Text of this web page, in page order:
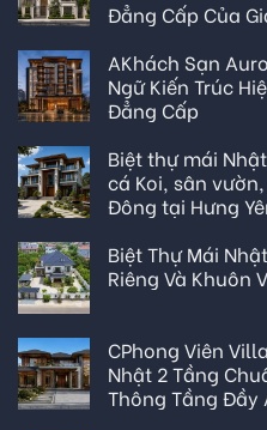
Đẳng Cấp Của
AKhách Sạn
Ngữ Kiến Trúc
Đẳng Cấp
Biệt thự mái
cá Koi, sân
Đông tại Hưng
Biệt Thự Mái
Riêng Và Khuôn
CPhong Viên
Nhật 2 Tầng
Thông Tầng Đầy